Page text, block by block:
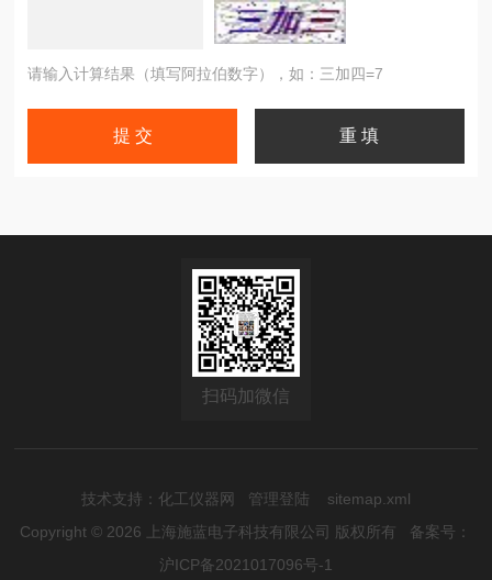
请输入计算结果（填写阿拉伯数字），如：三加四=7
扫码加微信
技术支持： 化工仪器网 管理登陆
sitemap.xml
Copyright © 2026 上海施蓝电子科技有限公司 版权所有 备案号：
沪ICP备2021017096号-1